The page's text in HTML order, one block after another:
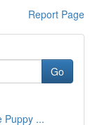
Report Page
Go
Puppy ...